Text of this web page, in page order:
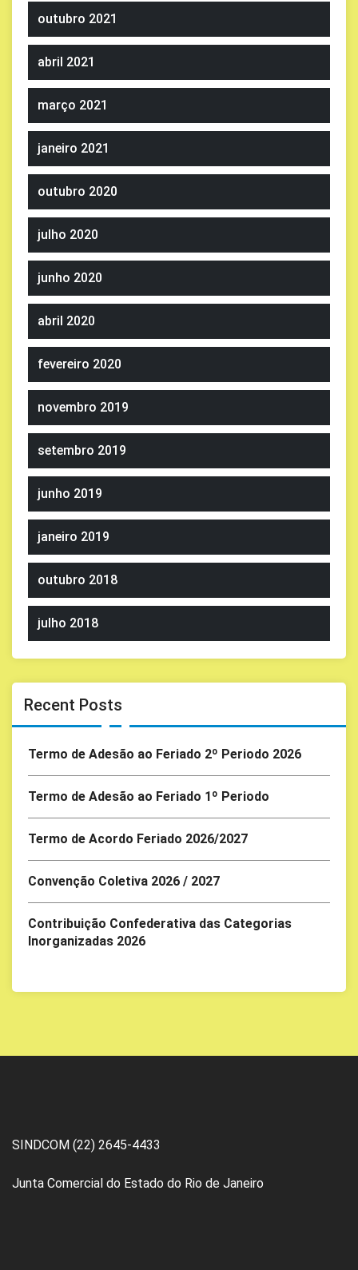
outubro 2021
abril 2021
março 2021
janeiro 2021
outubro 2020
julho 2020
junho 2020
abril 2020
fevereiro 2020
novembro 2019
setembro 2019
junho 2019
janeiro 2019
outubro 2018
julho 2018
Recent Posts
Termo de Adesão ao Feriado 2º Periodo 2026
Termo de Adesão ao Feriado 1º Periodo
Termo de Acordo Feriado 2026/2027
Convenção Coletiva 2026 / 2027
Contribuição Confederativa das Categorias
Inorganizadas 2026
SINDCOM (22) 2645-4433
Junta Comercial do Estado do Rio de Janeiro